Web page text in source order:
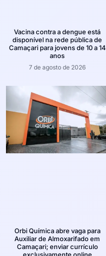
Vacina contra a dengue está
disponível na rede pública de
Camaçari para jovens de 10 a 14
anos
7 de agosto de 2026
Orbi Química abre vaga para
Auxiliar de Almoxarifado em
Camaçari; enviar currículo